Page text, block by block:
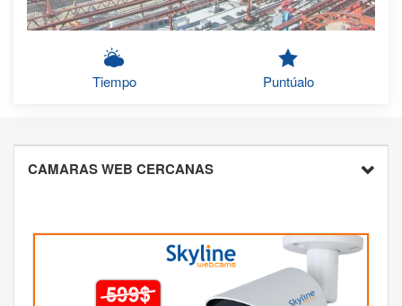
Tiempo Puntúalo
CAMARAS WEB CERCANAS